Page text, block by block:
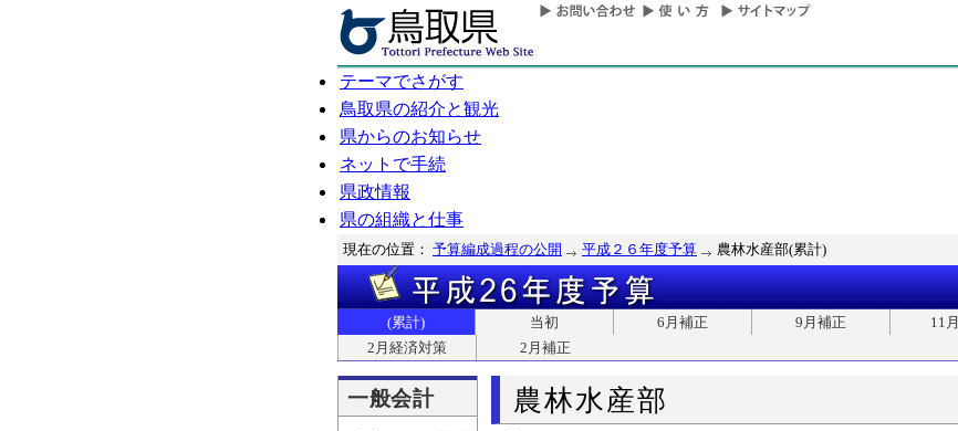
テーマでさがす
鳥取県の紹介と観光
県からのお知らせ
ネットで手続
県政情報
県の組織と仕事
現在の位置： 予算編成過程の公開 平成２６年度予算 農林水産部(累計)
(累計) 当初 6月補正 9月補正 11
2月経済対策
2月補正
一般会計 農林水産部